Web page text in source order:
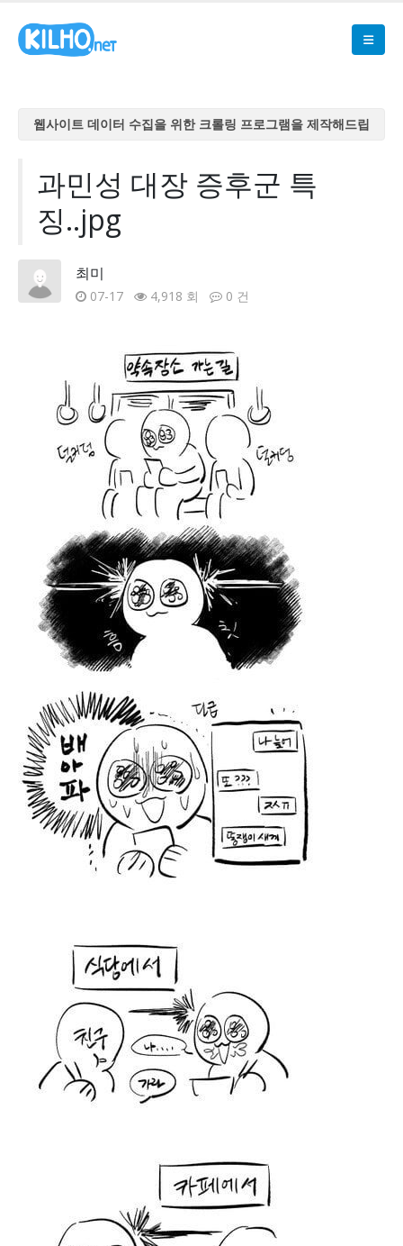
웹사이트 데이터 수집을 위한 크롤링 프로그램을 제작해드립
웹사이트 데이터 수집을 위한 크롤링 프로그램을 제작해드립
니다
웹사이트 데이터 수집을 위한 크롤링 프로그램을 제작해드립
웹사이트 데이터 수집을 위한 크롤링 프로그램을 제작해드립
니다
과민성 대장 증후군 특
징..jpg
최미
07-17 4,918 회 0 건